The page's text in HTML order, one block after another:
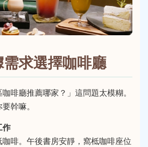
求選擇咖啡廳
啡廳推薦哪家？」這問題太模糊。
幹嘛。
作
啡。午後書房安靜，窩柢咖啡座位